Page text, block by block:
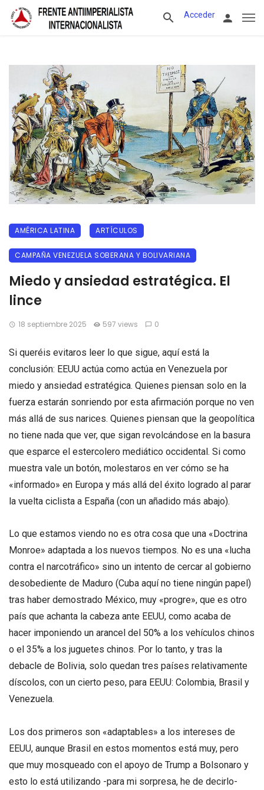
Acceder
AMÉRICA LATINA ARTÍCULOS
CAMPAÑA VENEZUELA SOBERANA Y BOLIVARIANA
Miedo y ansiedad estratégica. El
lince
18 septiembre 2025 597 views 0
Si queréis evitaros leer lo que sigue, aquí está la
conclusión: EEUU actúa como actúa en Venezuela por
miedo y ansiedad estratégica. Quienes piensan solo en la
fuerza estarán sonriendo por esta afirmación porque no ven
más allá de sus narices. Quienes piensan que la geopolítica
no tiene nada que ver, que sigan revolcándose en la basura
que esparce el estercolero mediático occidental. Si como
muestra vale un botón, molestaros en ver cómo se ha
«informado» en Europa y más allá del éxito logrado al parar
la vuelta ciclista a España (con un añadido más abajo).
Lo que estamos viendo no es otra cosa que una «Doctrina
Monroe» adaptada a los nuevos tiempos. No es una «lucha
contra el narcotráfico» sino un intento de cercar al gobierno
desobediente de Maduro (Cuba aquí no tiene ningún papel)
tras haber demostrado México, muy «progre», que es otro
país que achanta la cabeza ante EEUU, como acaba de
hacer imponiendo un arancel del 50% a los vehículos chinos
o el 35% a los juguetes chinos. Por lo tanto, y tras la
debacle de Bolivia, solo quedan tres países relativamente
díscolos, con un cierto peso, para EEUU: Colombia, Brasil y
Venezuela.
Los dos primeros son «adaptables» a los intereses de
EEUU, aunque Brasil en estos momentos está muy, pero
que muy mosqueado con el apoyo de Trump a Bolsonaro y
esto lo está utilizando -para mi sorpresa, he de decirlo-